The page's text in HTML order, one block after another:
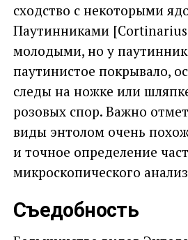
сходство с некоторыми
Паутинниками
молодыми, но у
паутинистое покрывало,
следы на ножке или
розовых спор. Важно
виды энтолом очень
и точное определение
микроскопического
Съедобность